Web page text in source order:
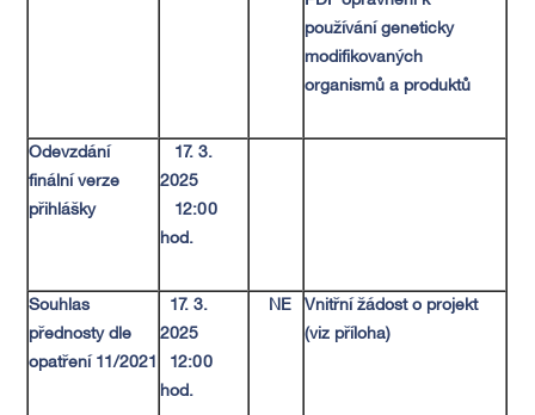
používání geneticky
modifikovaných
organismů a produktů
Odevzdání
finální verze
přihlášky
17. 3.
2025
12:00
hod.
Souhlas
přednosty dle
opatření 11/2021
17. 3.
2025
12:00
hod.
NE
Vnitřní žádost o projekt
(viz příloha)